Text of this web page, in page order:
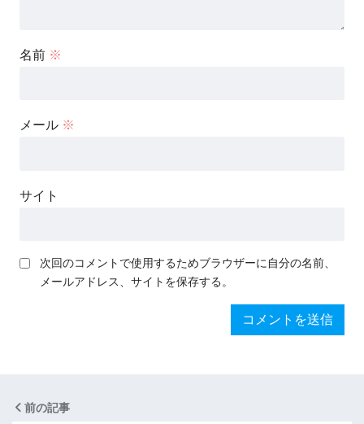
名前 ※
メール ※
サイト
次回のコメントで使用するためブラウザーに自分の名前、
メールアドレス、サイトを保存する。
前の記事